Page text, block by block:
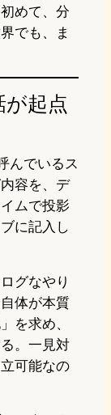
めて、分
でも、ま
起点
んでいるス
容を、デ
ムで投影
に記入し
グなやり
体が本質
を求め、
。一見対
可能なの